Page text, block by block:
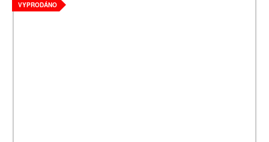
VYPRODÁNO